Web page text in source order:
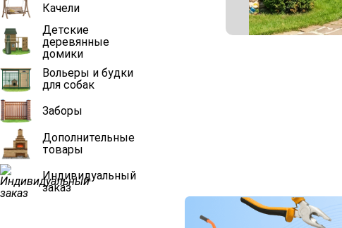
Качели
Детские
деревянные
домики
Вольеры и будки
для собак
Заборы
Дополнительные
товары
Индивидуальный
заказ